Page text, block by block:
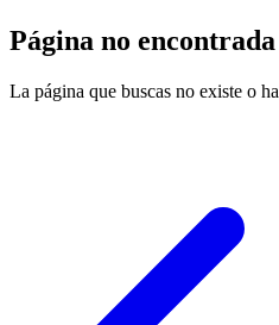
Página no encontrada
La página que buscas no existe o